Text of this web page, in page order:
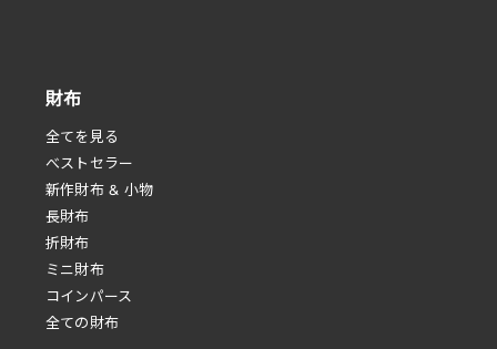
財布
全てを見る
べストセラー
新作財布 & 小物
長財布
折財布
ミニ財布
コインパース
全ての財布